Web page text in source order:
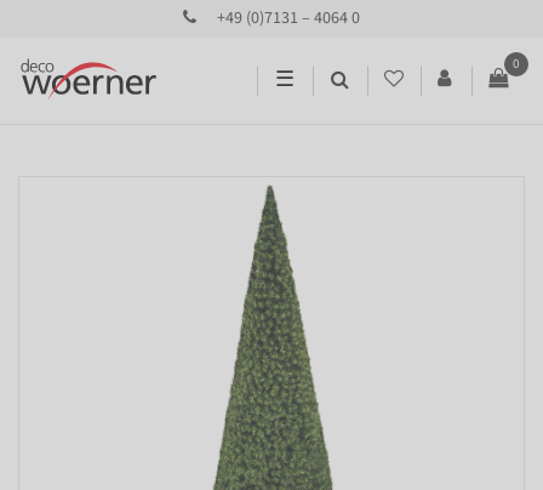
+49 (0)7131 – 4064 0
☰
0